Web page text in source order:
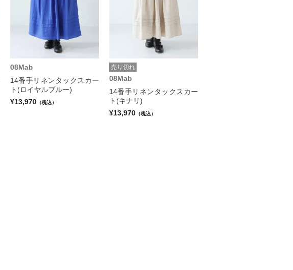
08Mab
14番手リネンタックスカー
ト(ロイヤルブルー)
¥13,970 （税込）
売り切れ
08Mab
14番手リネンタックスカー
ト(キナリ)
¥13,970 （税込）